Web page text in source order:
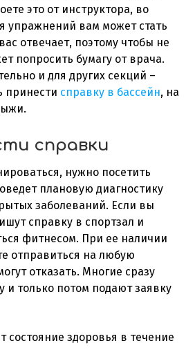
это от инструктора, во
упражнений вам может стать
отвечает, поэтому чтобы не
попросить бумагу от врача.
и для других секций –
принести справку в бассейн, на
справки
нужно посетить
плановую диагностику
заболеваний. Если вы
справку в спортзал и
фитнесом. При ее наличии
отправиться на любую
отказать. Многие сразу
и только потом подают заявку
состояние здоровья в течение